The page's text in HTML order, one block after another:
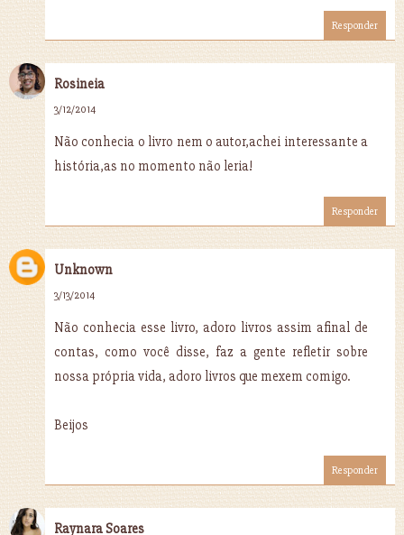
Responder
Rosineia
3/12/2014
Não conhecia o livro nem o autor,achei interessante a
história,as no momento não leria!
Responder
Unknown
3/13/2014
Não conhecia esse livro, adoro livros assim afinal de
contas, como você disse, faz a gente refletir sobre
nossa própria vida, adoro livros que mexem comigo.
Beijos
Responder
Raynara Soares